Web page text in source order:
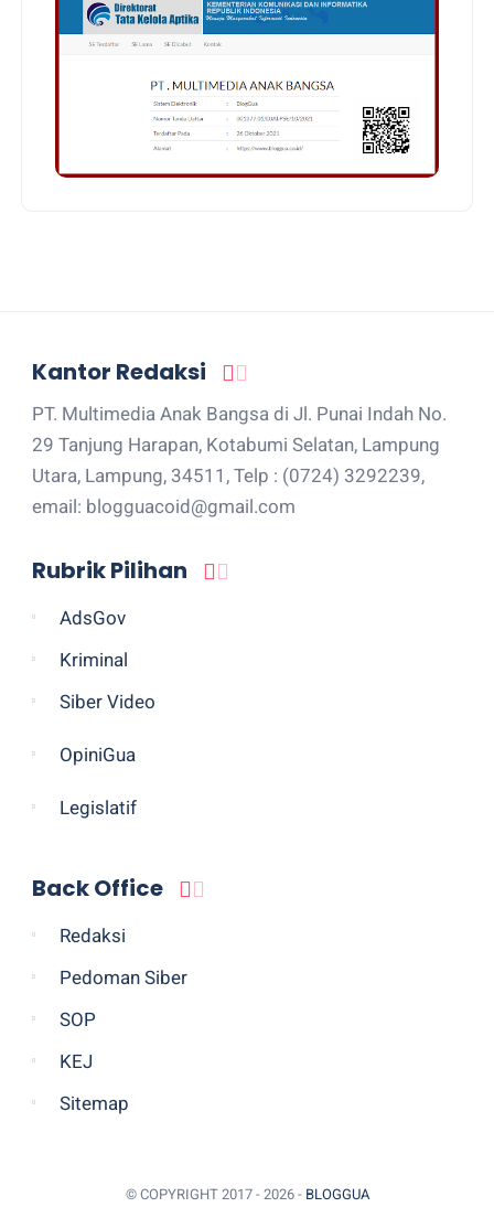
Kantor Redaksi
PT. Multimedia Anak Bangsa di Jl. Punai Indah No.
29 Tanjung Harapan, Kotabumi Selatan, Lampung
Utara, Lampung, 34511, Telp : (0724) 3292239,
email: blogguacoid@gmail.com
Rubrik Pilihan
AdsGov
Kriminal
Siber Video
OpiniGua
Legislatif
Back Office
Redaksi
Pedoman Siber
SOP
KEJ
Sitemap
© COPYRIGHT 2017 - 2026 - BLOGGUA